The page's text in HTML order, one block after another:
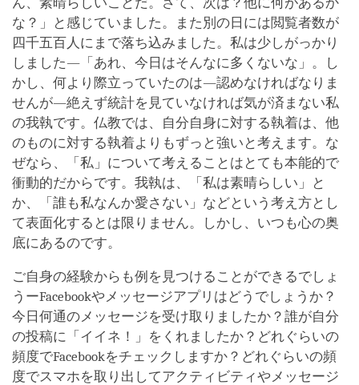
な？」と感じていました。また別の日には閲覧者数が
四千五百人にまで落ち込みました。私は少しがっかり
しました―「あれ、今日はそんなに多くないな」。し
かし、何より際立っていたのは―認めなければなりま
せんが―絶えず統計を見ていなければ気が済まない私
の我執です。仏教では、自分自身に対する執着は、他
のものに対する執着よりもずっと強いと考えます。な
ぜなら、「私」について考えることはとても本能的で
衝動的だからです。我執は、「私は素晴らしい」と
か、「誰も私なんか愛さない」などという考え方とし
て表面化するとは限りません。しかし、いつも心の奥
底にあるのです。
ご自身の経験からも例を見つけることができるでしょ
うーFacebookやメッセージアプリはどうでしょうか？
今日何通のメッセージを受け取りましたか？誰が自分
の投稿に「イイネ！」をくれましたか？どれぐらいの
頻度でFacebookをチェックしますか？どれぐらいの頻
度でスマホを取り出してアクティビティやメッセージ